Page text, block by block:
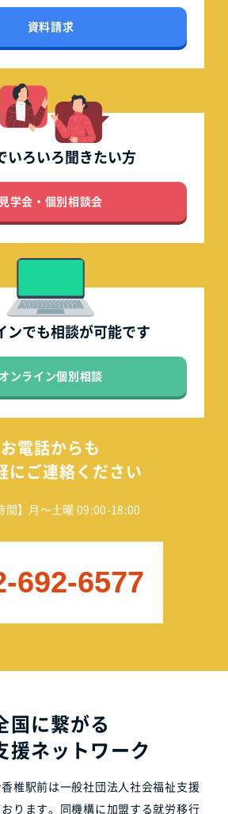
資料請求
いろいろ聞きたい方
見学会・個別相談会
ンでも相談が可能です
オンライン個別相談
お電話からも
にご連絡ください
間】月～土曜 09:00-18:00
692-6577
国に繋がる
援ネットワーク
椎駅前は一般社団法人社会福祉支援
ります。同機構に加盟する就労移行